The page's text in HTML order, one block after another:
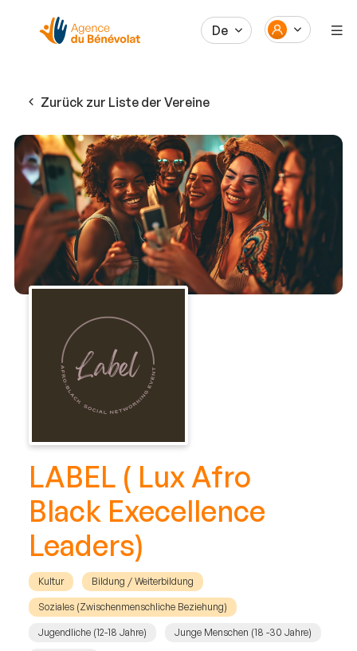
De
Zurück zur Liste der Vereine
LABEL ( Lux Afro
Black Execellence
Leaders)
Kultur Bildung / Weiterbildung
Soziales (Zwischenmenschliche Beziehung)
Jugendliche (12-18 Jahre) Junge Menschen (18 -30 Jahre)